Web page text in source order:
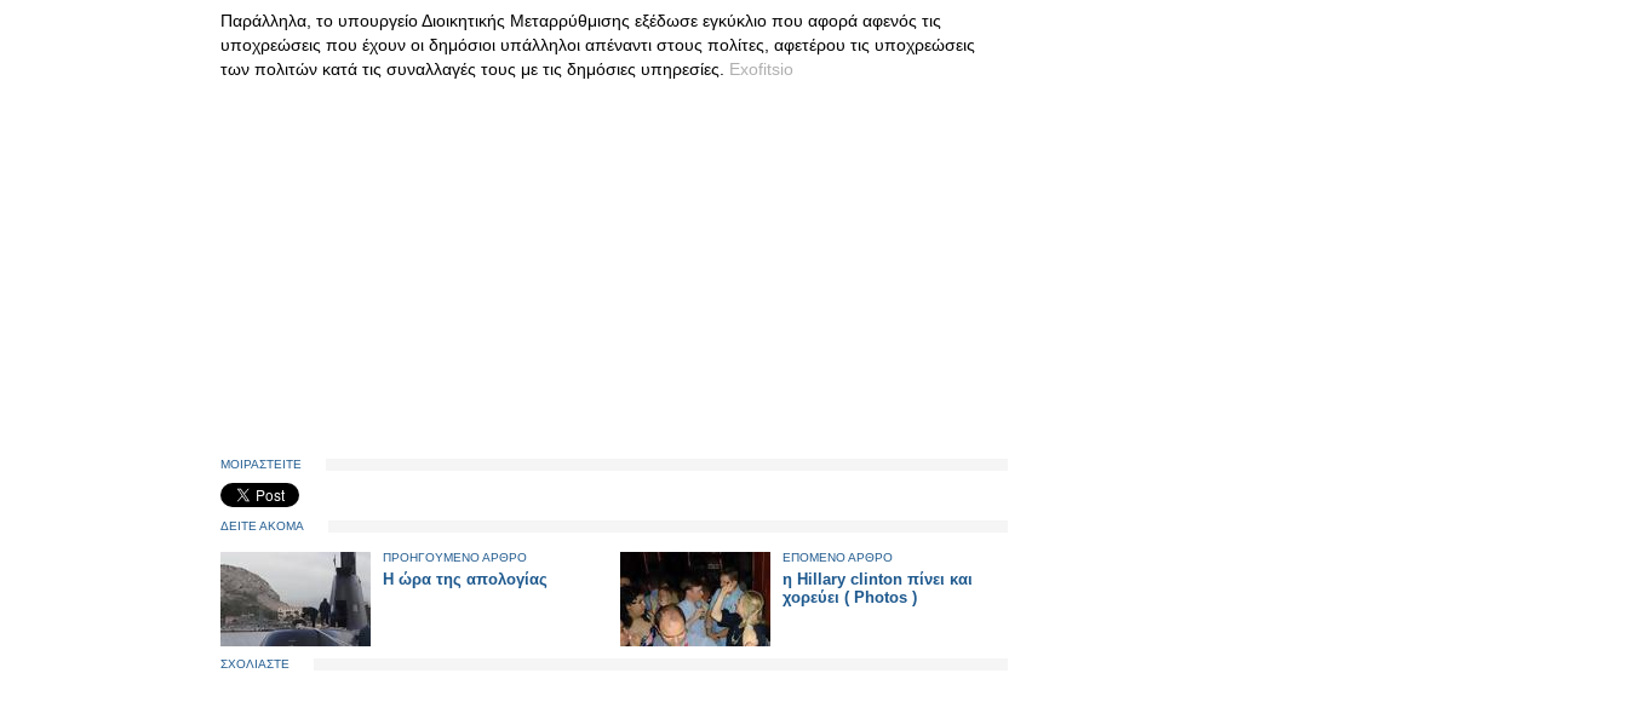
Παράλληλα, το υπουργείο Διοικητικής Μεταρρύθμισης εξέδωσε εγκύκλιο που αφορά αφενός τις
υποχρεώσεις που έχουν οι δημόσιοι υπάλληλοι απέναντι στους πολίτες, αφετέρου τις υποχρεώσεις
των πολιτών κατά τις συναλλαγές τους με τις δημόσιες υπηρεσίες. Exofitsio
ΜΟΙΡΑΣΤΕΙΤΕ
ΔΕΙΤΕ ΑΚΟΜΑ
ΠΡΟΗΓΟΥΜΕΝΟ ΑΡΘΡΟ
Η ώρα της απολογίας
ΕΠΟΜΕΝΟ ΑΡΘΡΟ
η Hillary clinton πίνει και
χορεύει ( Photos )
ΣΧΟΛΙΑΣΤΕ